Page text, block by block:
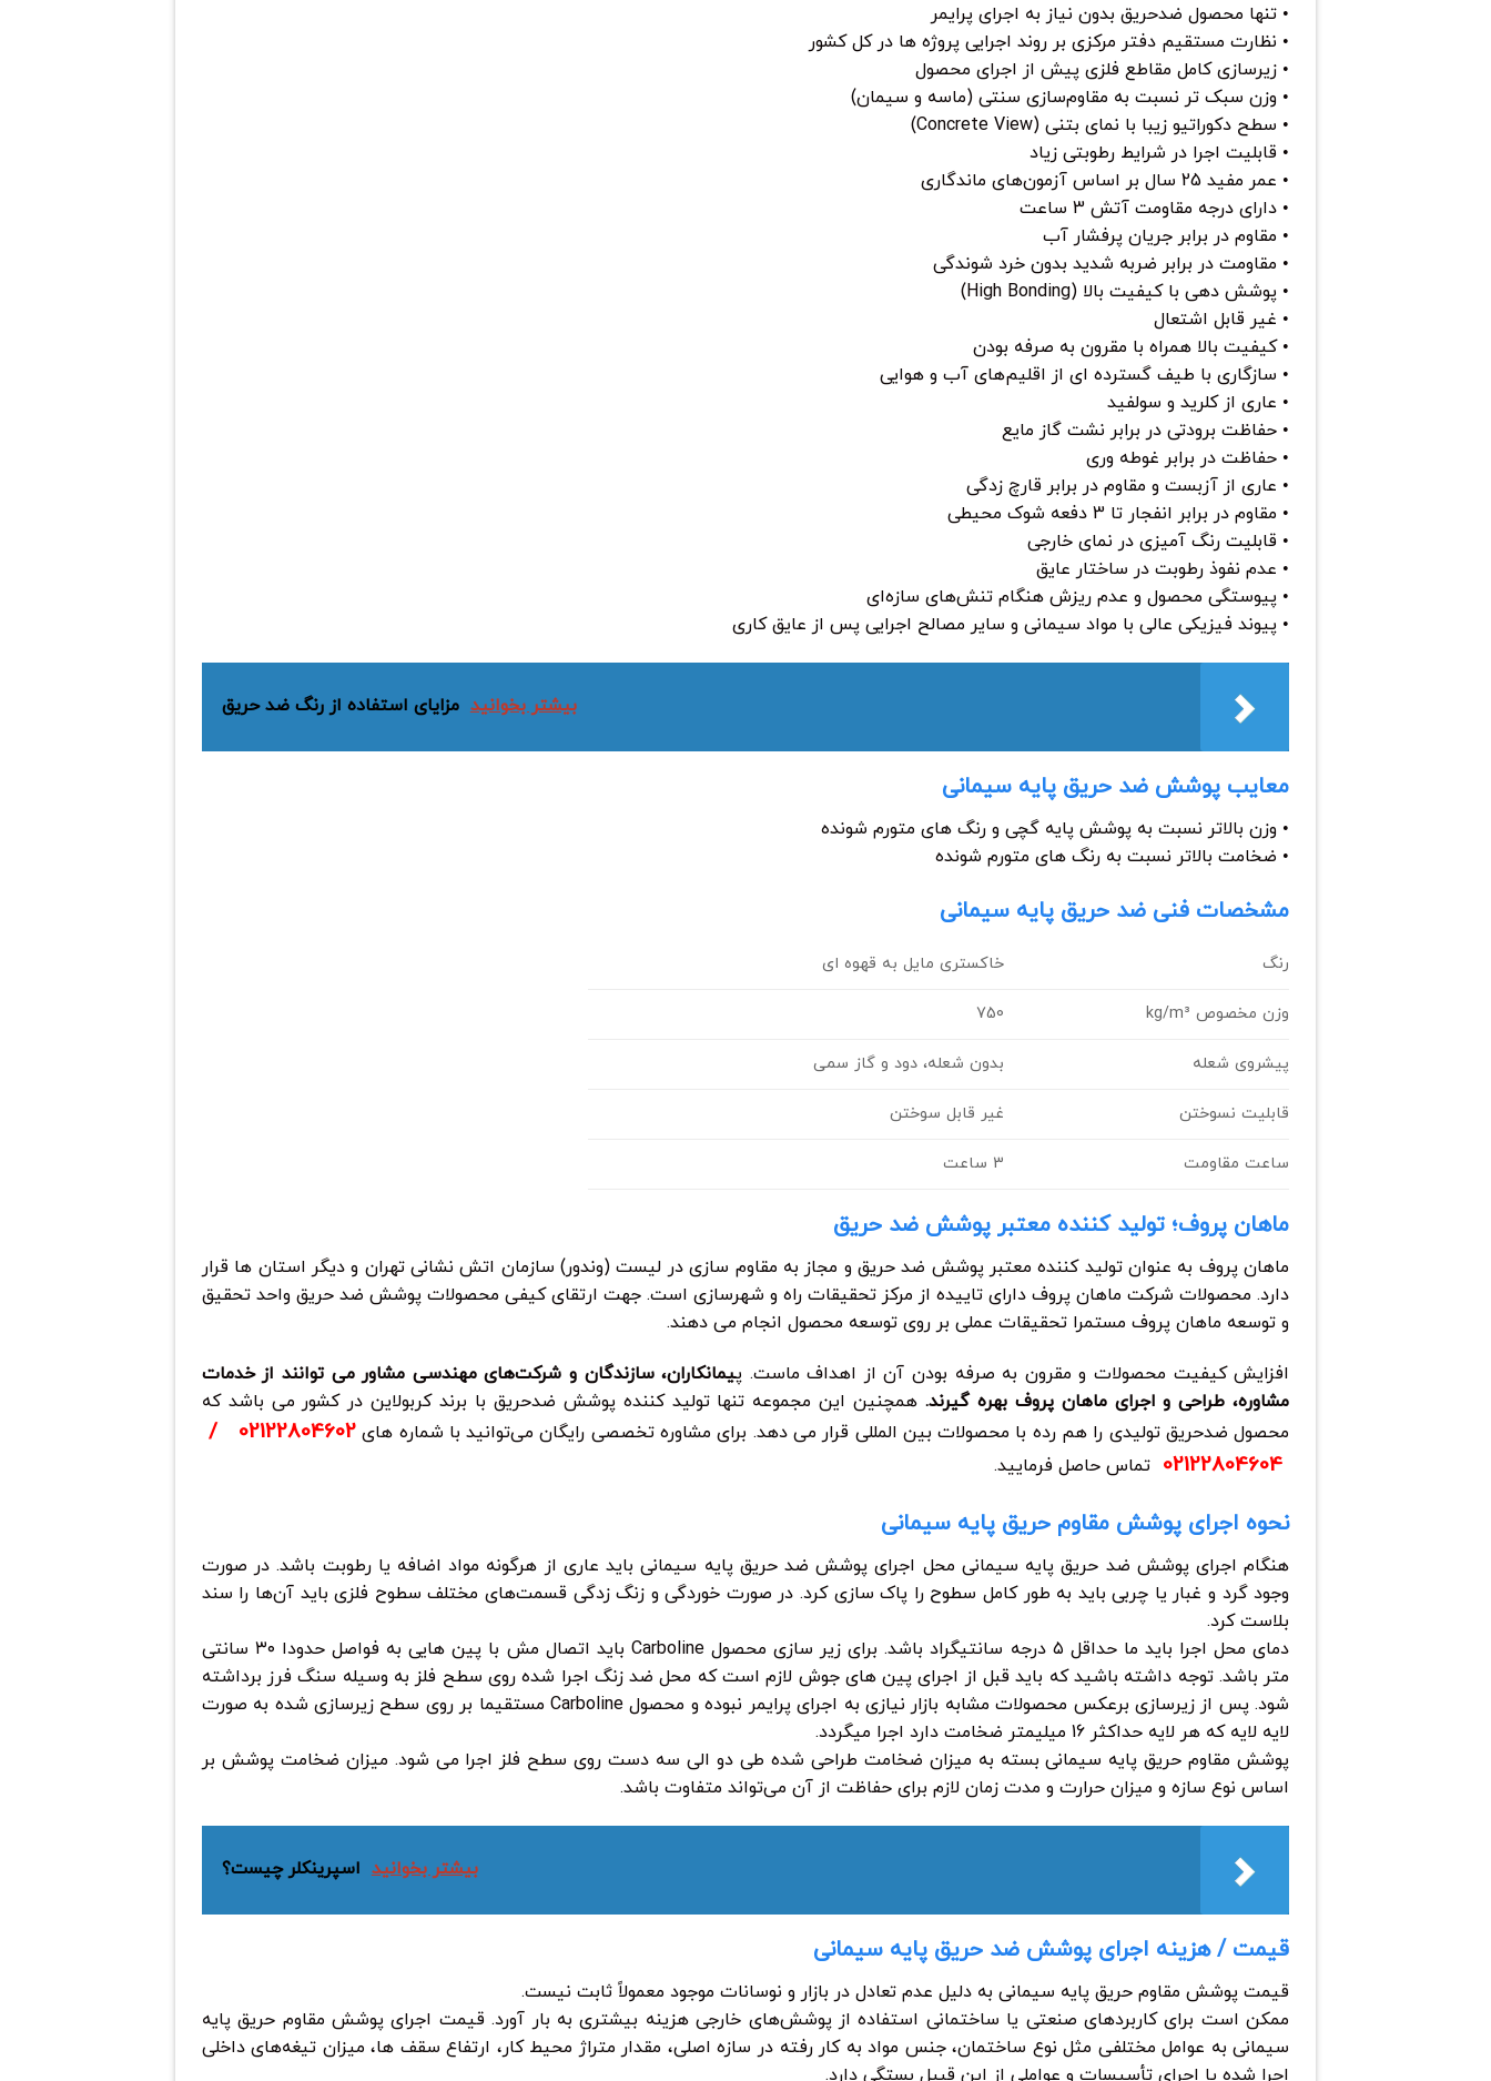
• تنها محصول ضدحریق بدون نیاز به اجرای پرایمر
• نظارت مستقیم دفتر مرکزی بر روند اجرایی پروژه ها در کل کشور
• زیرسازی کامل مقاطع فلزی پیش از اجرای محصول
• وزن سبک تر نسبت به مقاوم‌سازی سنتی (ماسه و سیمان)
• سطح دکوراتیو زیبا با نمای بتنی (Concrete View)
• قابلیت اجرا در شرایط رطوبتی زیاد
• عمر مفید 25 سال بر اساس آزمون‌های ماندگاری
• دارای درجه مقاومت آتش 3 ساعت
• مقاوم در برابر جریان پرفشار آب
• مقاومت در برابر ضربه شدید بدون خرد شوندگی
• پوشش دهی با کیفیت بالا (High Bonding)
• غیر قابل اشتعال
• کیفیت بالا همراه با مقرون به صرفه بودن
• سازگاری با طیف گسترده ای از اقلیم‌های آب و هوایی
• عاری از کلرید و سولفید
• حفاظت برودتی در برابر نشت گاز مایع
• حفاظت در برابر غوطه وری
• عاری از آزبست و مقاوم در برابر قارچ زدگی
• مقاوم در برابر انفجار تا 3 دفعه شوک محیطی
• قابلیت رنگ آمیزی در نمای خارجی
• عدم نفوذ رطوبت در ساختار عایق
• پیوستگی محصول و عدم ریزش هنگام تنش‌های سازه‌ای
• پیوند فیزیکی عالی با مواد سیمانی و سایر مصالح اجرایی پس از عایق کاری
بیشتر بخوانید مزایای استفاده از رنگ‌ ضد حریق
معایب پوشش ضد حریق پایه سیمانی
• وزن بالاتر نسبت به پوشش پایه گچی و رنگ های متورم شونده
• ضخامت بالاتر نسبت به رنگ های متورم شونده
مشخصات فنی ضد حریق پایه سیمانی
رنگ خاکستری مایل به قهوه ای
وزن مخصوص kg/m³ 750
پیشروی شعله بدون شعله، دود و گاز سمی
قابلیت نسوختن غیر قابل سوختن
ساعت مقاومت 3 ساعت
ماهان پروف؛ تولید کننده معتبر پوشش ضد حریق
ماهان پروف به عنوان تولید کننده معتبر پوشش ضد حریق و مجاز به مقاوم سازی در لیست (وندور) سازمان اتش نشانی تهران و دیگر استان ها قرار
دارد. محصولات شرکت ماهان پروف دارای تاییده از مرکز تحقیقات راه و شهرسازی است. جهت ارتقای کیفی محصولات پوشش ضد حریق واحد تحقیق
و توسعه ماهان پروف مستمرا تحقیقات عملی بر روی توسعه محصول انجام می دهند.
افزایش کیفیت محصولات و مقرون به صرفه بودن آن از اهداف ماست. پیمانکاران، سازندگان و شرکت‌های مهندسی مشاور می توانند از خدمات
مشاوره، طراحی و اجرای ماهان پروف بهره گیرند. همچنین این مجموعه تنها تولید کننده پوشش ضدحریق با برند کربولاین در کشور می باشد که
محصول ضدحریق تولیدی را هم رده با محصولات بین المللی قرار می دهد. برای مشاوره تخصصی رایگان می‌توانید با شماره های 02122804602
/
02122804604 تماس حاصل فرمایید.
نحوه اجرای پوشش مقاوم حریق پایه سیمانی
هنگام اجرای پوشش ضد حریق پایه سیمانی محل اجرای پوشش ضد حریق پایه سیمانی باید عاری از هرگونه مواد اضافه یا رطوبت باشد. در صورت
وجود گرد و غبار یا چربی باید به طور کامل سطوح را پاک سازی کرد. در صورت خوردگی و زنگ زدگی قسمت‌های مختلف سطوح فلزی باید آن‌ها را سند
بلاست کرد.
دمای محل اجرا باید ما حداقل ۵ درجه سانتیگراد باشد. برای زیر سازی محصول Carboline باید اتصال مش با پین هایی به فواصل حدودا ۳۰ سانتی
متر باشد. توجه داشته باشید که باید قبل از اجرای پین های جوش لازم است که محل ضد زنگ اجرا شده روی سطح فلز به وسیله سنگ فرز برداشته
شود. پس از زیرسازی برعکس محصولات مشابه بازار نیازی به اجرای پرایمر نبوده و محصول Carboline مستقیما بر روی سطح زیرسازی شده به صورت
لایه لایه که هر لایه حداکثر 16 میلیمتر ضخامت دارد اجرا میگردد.
پوشش مقاوم حریق پایه سیمانی بسته به میزان ضخامت طراحی شده طی دو الی سه دست روی سطح فلز اجرا می شود. میزان ضخامت پوشش بر
اساس نوع سازه و میزان حرارت و مدت زمان لازم برای حفاظت از آن می‌تواند متفاوت باشد.
بیشتر بخوانید اسپرینکلر چیست؟
قیمت / هزینه اجرای پوشش ضد حریق پایه سیمانی
قیمت پوشش مقاوم حریق پایه سیمانی به دلیل عدم تعادل در بازار و نوسانات موجود معمولاً ثابت نیست.
ممکن است برای کاربرد‌های صنعتی یا ساختمانی استفاده از پوشش‌های خارجی هزینه بیشتری به بار آورد. قیمت اجرای پوشش مقاوم حریق پایه
سیمانی به عوامل مختلفی مثل نوع ساختمان، جنس مواد به کار رفته در سازه اصلی، مقدار متراژ محیط کار، ارتفاع سقف ها، میزان تیغه‌های داخلی
اجرا شده یا اجرای تأسیسات و عواملی از این قبیل بستگی دارد.